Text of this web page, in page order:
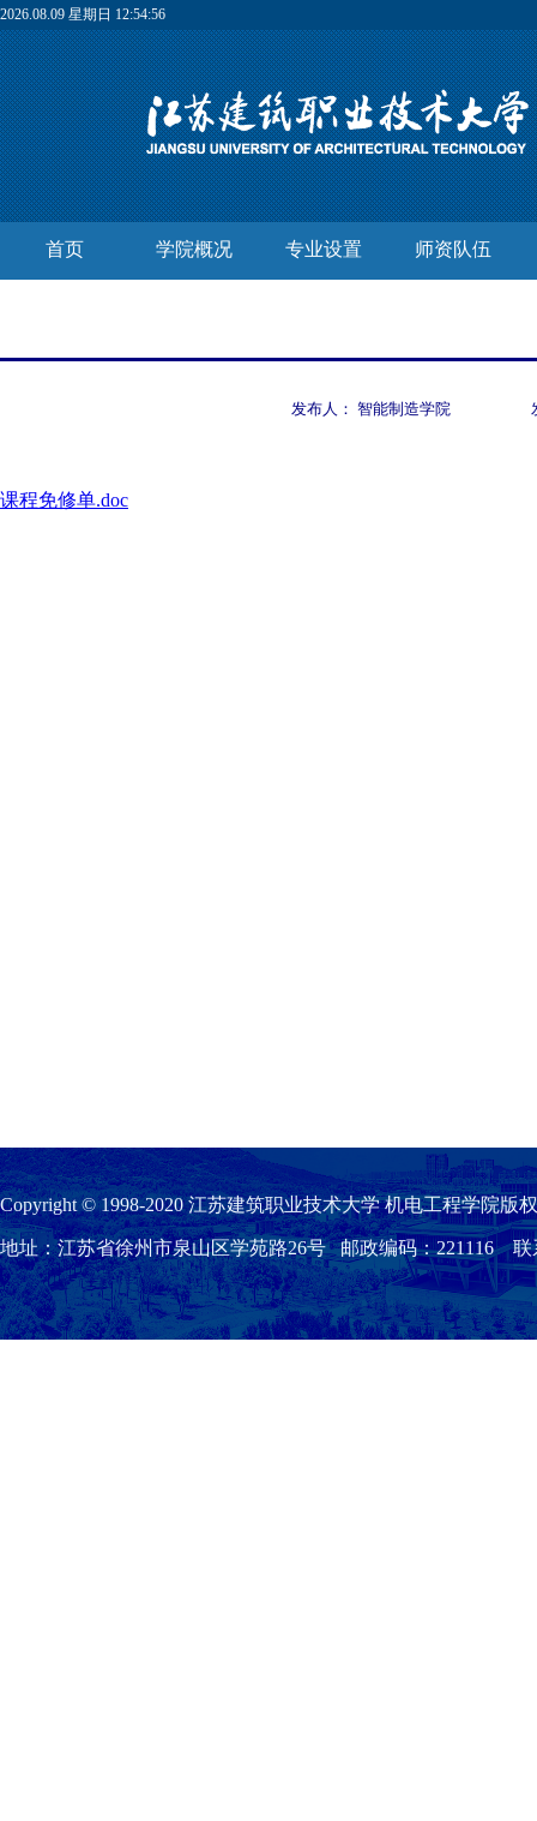
2026.08.09 星期日 12:54:56
首页 学院概况 专业设置 师资队伍
发布人： 智能制造学院
课程免修单.doc
Copyright © 1998-2020 江苏建筑职业技术大学 机电工程学院版
地址：江苏省徐州市泉山区学苑路26号 邮政编码：221116 联